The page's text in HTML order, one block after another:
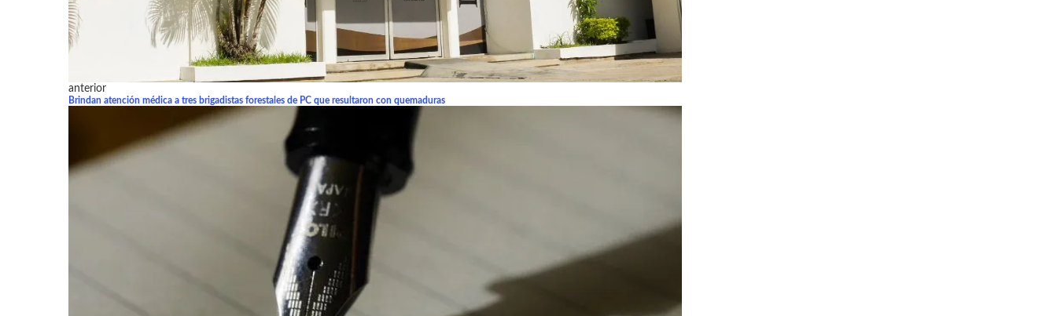
anterior
Brindan atención médica a tres brigadistas forestales de PC que resultaron con quemaduras